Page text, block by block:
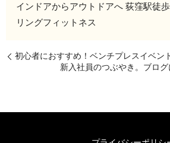
インドアからアウトドアへ 荻窪駅徒
リングフィットネス
初心者におすすめ！ベンチプレスイベン
新入社員のつぶやき。ブログ